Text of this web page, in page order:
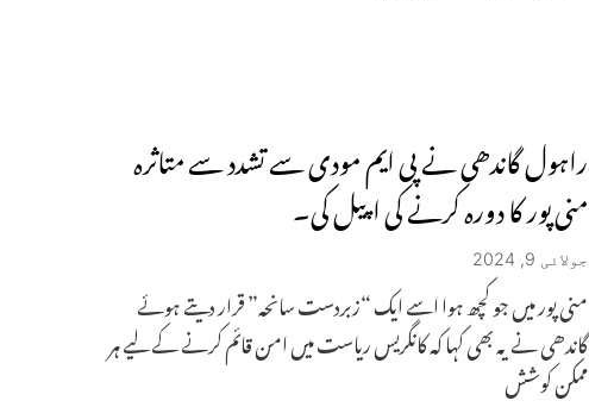
راہول گاندھی نے پی ایم مودی سے تشدد سے متاثرہ
منی پور کا دورہ کرنے کی اپیل کی۔
جولائی 9, 2024
منی پور میں جو کچھ ہوا اسے ایک “زبردست سانحہ” قرار دیتے ہوئے
گاندھی نے یہ بھی کہا کہ کانگریس ریاست میں امن قائم کرنے کے لیے ہر
ممکن کوشش